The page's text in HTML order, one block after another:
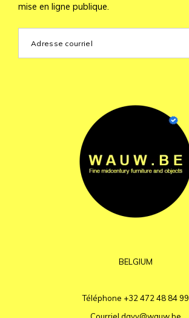
mise en ligne publique.
BELGIUM
Téléphone +32 472 48 84 99